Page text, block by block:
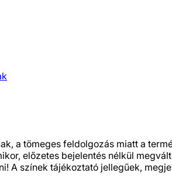
a tömeges feldolgozás miatt a
előzetes bejelentés nélkül
A színek tájékoztató jellegűek,